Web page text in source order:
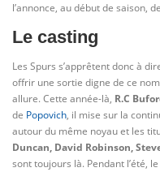
l’annonce, au début de saison,
Le casting
Les Spurs s’apprêtent donc à
offrir une sortie digne de ce
allure. Cette année-là, R.C
de Popovich, il mise sur la
autour du même noyau et les
Duncan, David Robinson,
sont toujours là. Pendant l’été,